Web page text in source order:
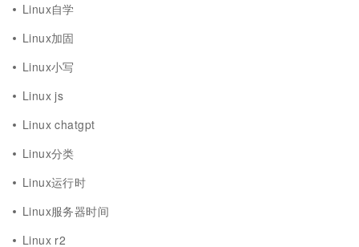
Linux自学
Linux加固
Linux小写
Linux js
Linux chatgpt
Linux分类
Linux运行时
Linux服务器时间
Linux r2